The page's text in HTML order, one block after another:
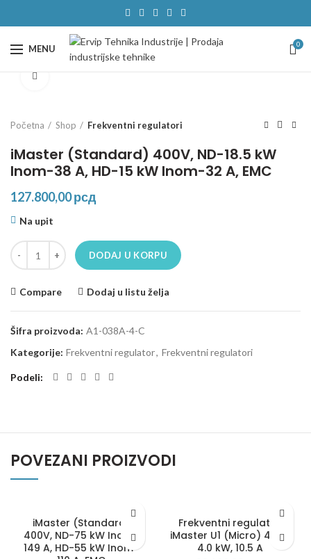
MENU 0
Početna Shop Frekventni regulatori
iMaster (Standard) 400V, ND-18.5 kW
Inom-38 A, HD-15 kW Inom-32 A, EMC
127.800,00рсд
Na upit
iMaster (Standard) 400V, ND-18.5 kW Inom-38 A, HD-15 kW Inom-32
DODAJ U KORPU
Compare Dodaj u listu želja
Šifra proizvoda: A1-038A-4-C
Kategorije: Frekventni regulator, Frekventni regulatori
Podeli
POVEZANI PROIZVODI
iMaster (Standard)
400V, ND-75 kW Inom-
149 A, HD-55 kW Inom-
Frekventni regulator
iMaster U1 (Micro) 400V
4.0 kW, 10.5 A